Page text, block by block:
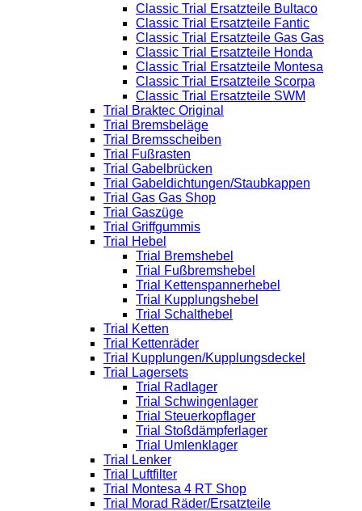
Classic Trial Ersatzteile Bultaco
Classic Trial Ersatzteile Fantic
Classic Trial Ersatzteile Gas Gas
Classic Trial Ersatzteile Honda
Classic Trial Ersatzteile Montesa
Classic Trial Ersatzteile Scorpa
Classic Trial Ersatzteile SWM
Trial Braktec Original
Trial Bremsbeläge
Trial Bremsscheiben
Trial Fußrasten
Trial Gabelbrücken
Trial Gabeldichtungen/Staubkappen
Trial Gas Gas Shop
Trial Gaszüge
Trial Griffgummis
Trial Hebel
Trial Bremshebel
Trial Fußbremshebel
Trial Kettenspannerhebel
Trial Kupplungshebel
Trial Schalthebel
Trial Ketten
Trial Kettenräder
Trial Kupplungen/Kupplungsdeckel
Trial Lagersets
Trial Radlager
Trial Schwingenlager
Trial Steuerkopflager
Trial Stoßdämpferlager
Trial Umlenklager
Trial Lenker
Trial Luftfilter
Trial Montesa 4 RT Shop
Trial Morad Räder/Ersatzteile